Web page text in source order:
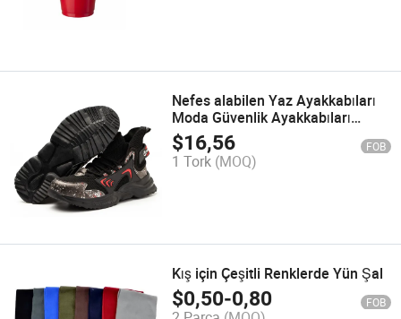
Nefes alabilen Yaz Ayakkabıları
Moda Güvenlik Ayakkabıları
Darbe Önleyici Konforlu Çelik
Burun Kapağı
$16,56 FOB
1 Tork (MOQ)
Kış için Çeşitli Renklerde Yün Şal
$0,50-0,80 FOB